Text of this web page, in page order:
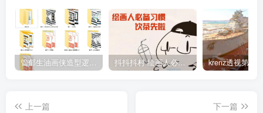
管郁生油画侠造型逻辑班第一期2019年5月【高清不缺课】 抖抖抖村 绘画人必备习惯2020【画质不错】
上一篇
下一篇